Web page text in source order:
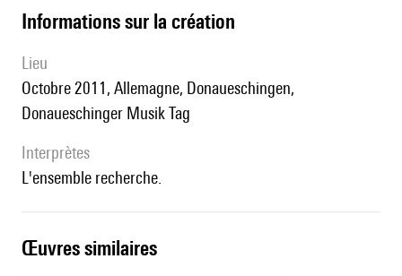
informations sur la création
lieu
Octobre 2011, Allemagne, Donaueschingen,
Donaueschinger Musik Tag
interprètes
l'ensemble recherche.
œuvres similaires